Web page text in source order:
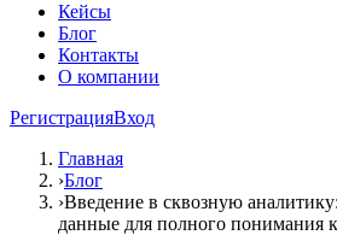
Кейсы
Блог
Контакты
О компании
РегистрацияВход
Главная
›Блог
›Введение в сквозную
данные для полного понимания